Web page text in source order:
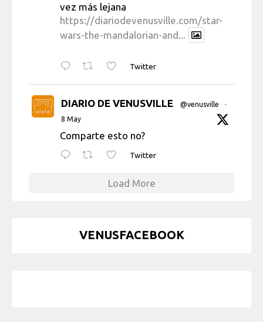
vez más lejana
https://diariodevenusville.com/star-
wars-the-mandalorian-and...
Twitter
DIARIO DE VENUSVILLE @venusville
·
8 May
Comparte esto no?
Twitter
Load More
VENUSFACEBOOK